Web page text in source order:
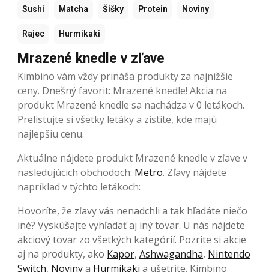
Sushi Matcha Šišky Protein Noviny
Rajec Hurmikaki
Mrazené knedle v zľave
Kimbino vám vždy prináša produkty za najnižšie
ceny. Dnešný favorit: Mrazené knedle! Akcia na
produkt Mrazené knedle sa nachádza v 0 letákoch.
Prelistujte si všetky letáky a zistite, kde majú
najlepšiu cenu.
Aktuálne nájdete produkt Mrazené knedle v zľave v
nasledujúcich obchodoch: Metro. Zľavy nájdete
napríklad v týchto letákoch:
Hovoríte, že zľavy vás nenadchli a tak hľadáte niečo
iné? Vyskúšajte vyhľadať aj iný tovar. U nás nájdete
akciový tovar zo všetkých kategórií. Pozrite si akcie
aj na produkty, ako Kapor, Ashwagandha, Nintendo
Switch, Novinya Hurmikaki a ušetrite. Kimbino